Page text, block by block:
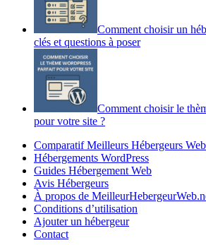
Comment choisir un
clés et questions à poser
Comment choisir le
pour votre site ?
Comparatif Meilleurs Hébergeurs
Hébergements WordPress
Guides Hébergement Web
Avis Hébergeurs
À propos de
Conditions d’utilisation
Ajouter un hébergeur
Contact